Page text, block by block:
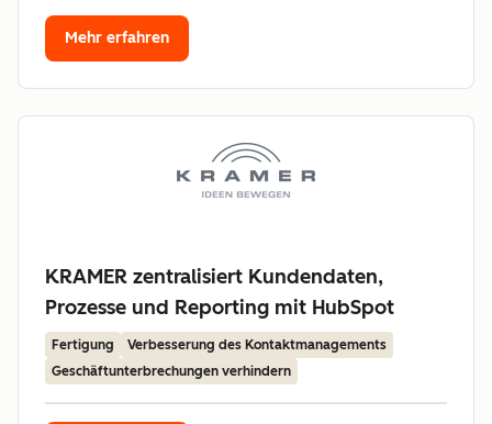
Mehr erfahren
KRAMER zentralisiert Kundendaten,
Prozesse und Reporting mit HubSpot
Fertigung
Verbesserung des Kontaktmanagements
Geschäftunterbrechungen verhindern